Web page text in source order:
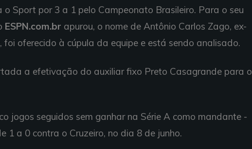
o Sport por 3 a 1 pelo Campeonato Brasileiro. Para o seu
ESPN.com.br apurou, o nome de Antônio Carlos Zago, ex-
foi oferecido à cúpula da equipe e está sendo analisado.
a efetivação do auxiliar fixo Preto Casagrande para o
jogos seguidos sem ganhar na Série A como mandante -
1 a 0 contra o Cruzeiro, no dia 8 de junho.